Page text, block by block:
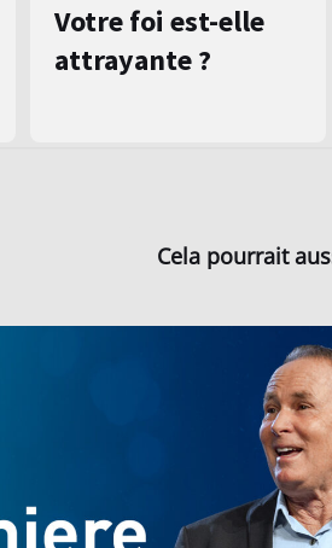
Votre foi est-elle
attrayante ?
Cela pourrait